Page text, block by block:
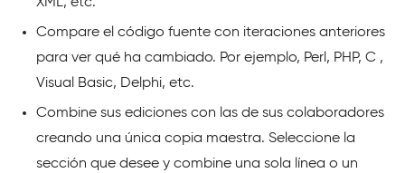
XML, etc.
Compare el código fuente con iteraciones anteriores
para ver qué ha cambiado. Por ejemplo, Perl, PHP, C ,
Visual Basic, Delphi, etc.
Combine sus ediciones con las de sus colaboradores
creando una única copia maestra. Seleccione la
sección que desee y combine una sola línea o un